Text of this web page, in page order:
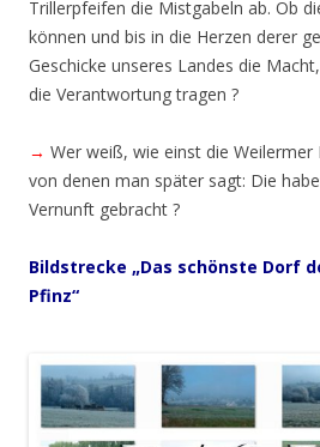
Trillerpfeifen die Mistgabeln ab. Ob
können und bis in die Herzen derer
Geschicke unseres Landes die
die Verantwortung tragen ?
→ Wer weiß, wie einst die Weilermer
von denen man später sagt: Die
Vernunft gebracht ?
Bildstrecke „Das schönste Dorf
Pfinz“